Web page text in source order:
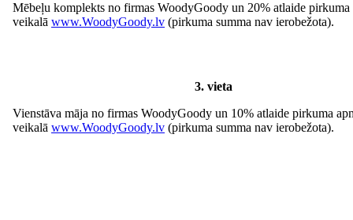
Mēbeļu komplekts no firmas WoodyGoody un 20% atlaide pirkuma
veikalā www.WoodyGoody.lv (pirkuma summa nav ierobežota).
3. vieta
Vienstāva māja no firmas WoodyGoody un 10% atlaide pirkuma
veikalā www.WoodyGoody.lv (pirkuma summa nav ierobežota).